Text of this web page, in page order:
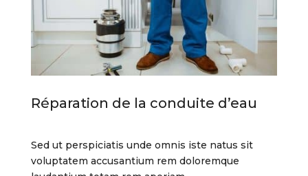
Réparation de la conduite d’eau
Sed ut perspiciatis unde omnis iste natus sit
voluptatem accusantium rem doloremque